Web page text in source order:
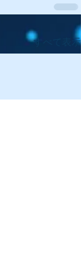
すべて表示